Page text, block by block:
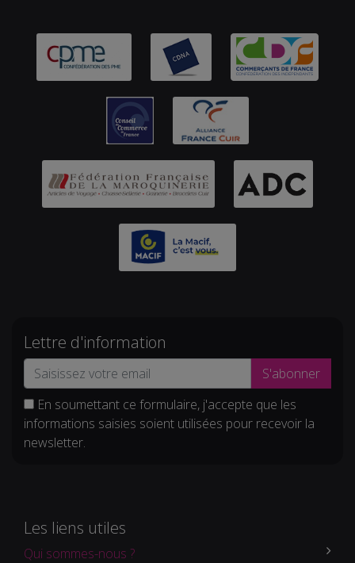
Lettre d'information
S'abonner
En soumettant ce formulaire, j'accepte que les
informations saisies soient utilisées pour recevoir la
newsletter.
Les liens utiles
Qui sommes-nous ?